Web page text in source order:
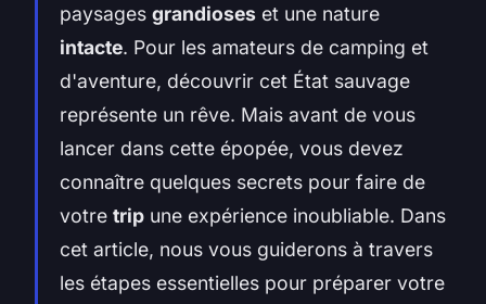
paysages grandioses et une nature
intacte. Pour les amateurs de camping et
d'aventure, découvrir cet État sauvage
représente un rêve. Mais avant de vous
lancer dans cette épopée, vous devez
connaître quelques secrets pour faire de
votre trip une expérience inoubliable. Dans
cet article, nous vous guiderons à travers
les étapes essentielles pour préparer votre